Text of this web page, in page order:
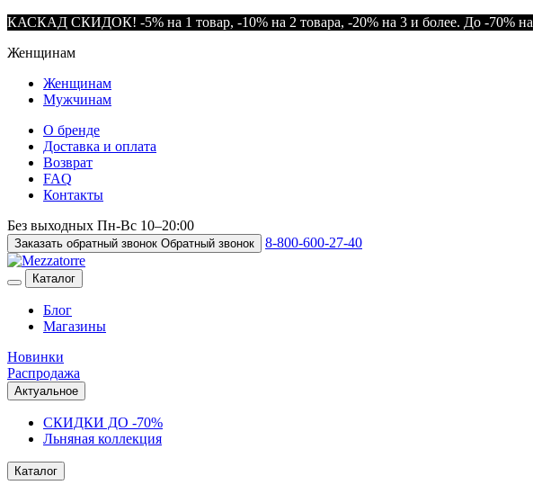
КАСКАД СКИДОК! -5% на 1 товар, -10% на 2 товара, -20% на 3 и более. До -70% на
Женщинам
Женщинам
Мужчинам
О бренде
Доставка и оплата
Возврат
FAQ
Контакты
Без выходных Пн-Вс 10–20:00
Заказать обратный звонок Обратный звонок 8-800-600-27-40
Каталог
Блог
Магазины
Новинки
Распродажа
Актуальное
СКИДКИ ДО -70%
Льняная коллекция
Каталог